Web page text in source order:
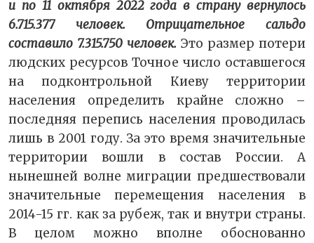
и по 11 октября 2022 года в страну вернулось
6.715.377 человек. Отрицательное сальдо
составило 7.315.750 человек. Это размер потери
людских ресурсов Точное число оставшегося
на подконтрольной Киеву территории
населения определить крайне сложно –
последняя перепись населения проводилась
лишь в 2001 году. За это время значительные
территории вошли в состав России. А
нынешней волне миграции предшествовали
значительные перемещения населения в
2014-15 гг. как за рубеж, так и внутри страны.
В целом можно вполне обоснованно